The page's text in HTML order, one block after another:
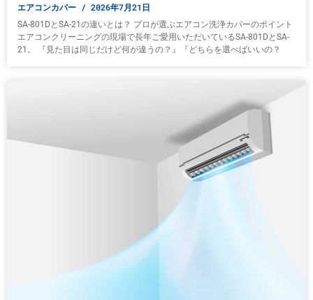
エアコンカバー 2026年7月21日
SA-801DとSA-21の違いとは？ プロが選ぶエアコン洗浄カバーのポイント
エアコンクリーニングの現場で長年ご愛用いただいているSA-801DとSA-
21。 『見た目は同じだけど何が違うの？』『どちらを選べばいいの？